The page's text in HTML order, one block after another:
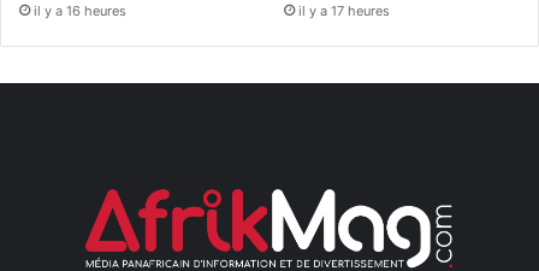
il y a 16 heures il y a 17 heures